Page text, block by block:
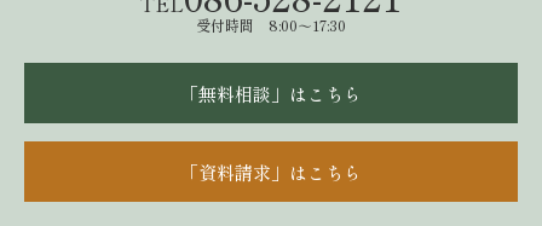
受付時間 8:00～17:30
「無料相談」はこちら
「資料請求」はこちら